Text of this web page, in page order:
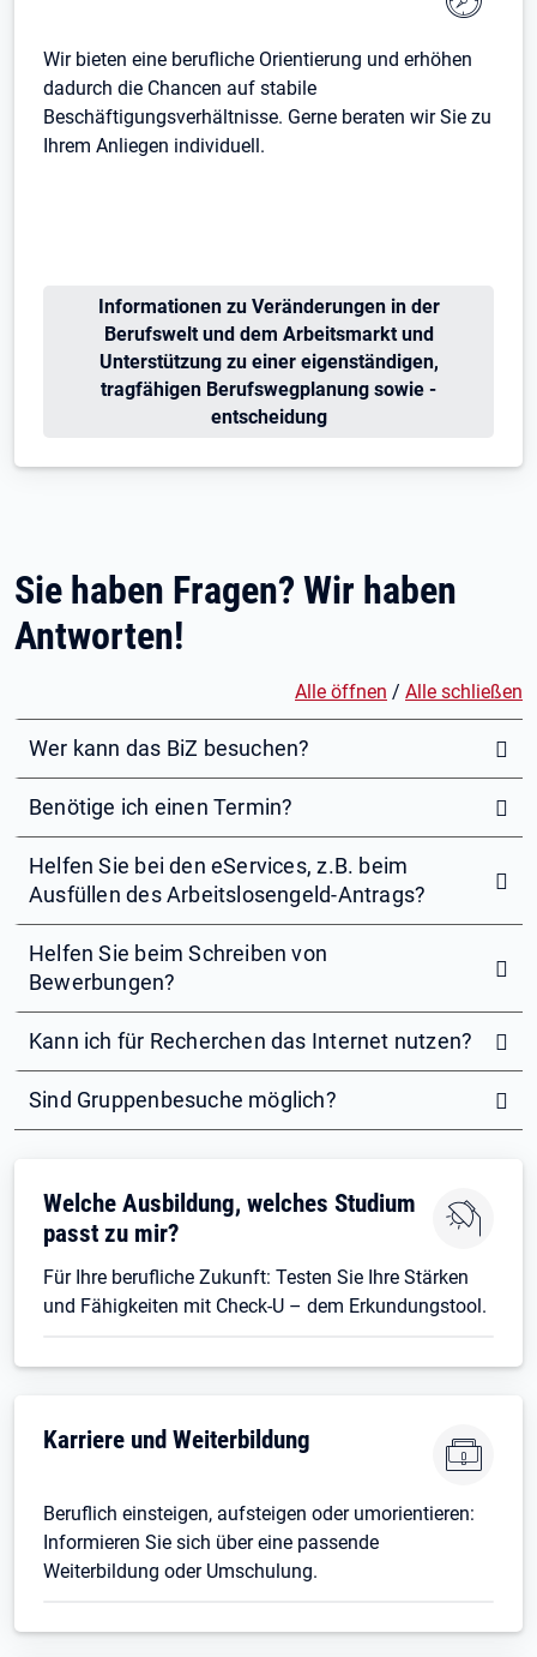
Wir bieten eine berufliche Orientierung und erhöhen
dadurch die Chancen auf stabile
Beschäftigungsverhältnisse. Gerne beraten wir Sie zu
Ihrem Anliegen individuell.
Öffnet in neuem Tab
Informationen zu Veränderungen in der
Berufswelt und dem Arbeitsmarkt und
Unterstützung zu einer eigenständigen,
tragfähigen Berufswegplanung sowie -
entscheidung
Sie haben Fragen? Wir haben
Antworten!
Alle öffnen / Alle schließen
Wer kann das BiZ besuchen?
Benötige ich einen Termin?
Helfen Sie bei den eServices, z.B. beim
Ausfüllen des Arbeitslosengeld-Antrags?
Helfen Sie beim Schreiben von
Bewerbungen?
Kann ich für Recherchen das Internet nutzen?
Sind Gruppenbesuche möglich?
Öffnet in neuem Tab
Welche Ausbildung, welches Studium
passt zu mir?
Für Ihre berufliche Zukunft: Testen Sie Ihre Stärken
und Fähigkeiten mit Check-U – dem Erkundungstool.
Öffnet in neuem Tab
Karriere und Weiterbildung
Beruflich einsteigen, aufsteigen oder umorientieren:
Informieren Sie sich über eine passende
Weiterbildung oder Umschulung.